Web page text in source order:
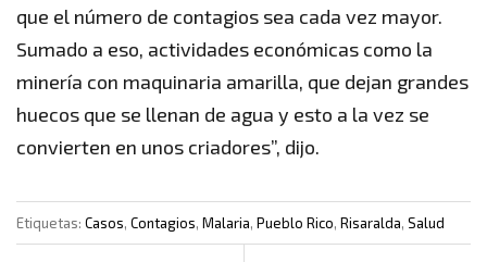
que el número de contagios sea cada vez mayor.
Sumado a eso, actividades económicas como la
minería con maquinaria amarilla, que dejan grandes
huecos que se llenan de agua y esto a la vez se
convierten en unos criadores”, dijo.
Etiquetas: Casos, Contagios, Malaria, Pueblo Rico, Risaralda, Salud